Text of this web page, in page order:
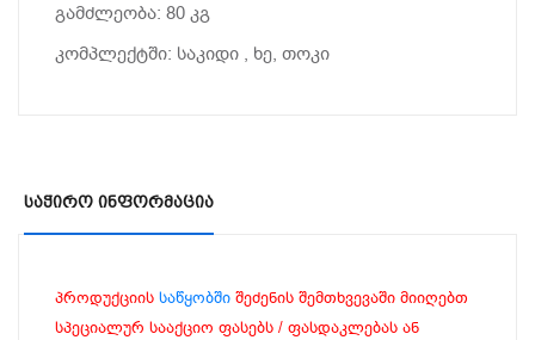
გამძლეობა: 80 კგ
კომპლექტში: საკიდი , ხე, თოკი
Საჭირო Ინფორმაცია
პროდუქციის საწყობში შეძენის შემთხვევაში მიიღებთ
სპეციალურ სააქციო ფასებს / ფასდაკლებას ან